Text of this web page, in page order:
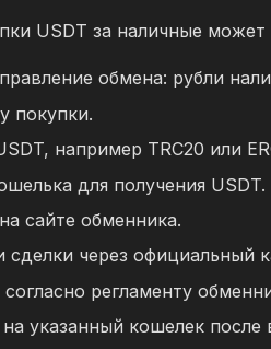
USDT за наличные может
обмена: рубли
покупки.
например TRC20 или
для получения USDT.
сайте обменника.
сделки через официальный
регламенту
указанный кошелек после